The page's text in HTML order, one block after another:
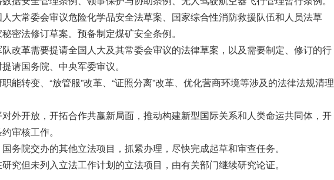
大常委会审议危险化学品安全法草案、国家综合性消防救援队伍和人员法草
密法修订草案。预备制定煤矿安全条例。
改革需要提请全国人大及其常委会审议的法律草案，以及需要制定、修订的行
请国务院、中央军委审议。
能转变、“放管服”改革、“证照分离”改革、优化营商环境等涉及的法律法规清理
外开放，开拓合作共赢新局面，推动构建新型国际关系和人类命运共同体，开
审核工作。
务院交办的其他立法项目，抓紧办理，尽快完成起草和审查任务。
究但未列入立法工作计划的立法项目，由有关部门继续研究论证。